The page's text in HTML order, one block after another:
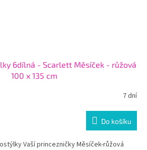
6dílná - Scarlett Měsíček - růžová
100 x 135 cm
7 dní
Do košíku
Vaší princezničky Měsíček-růžová